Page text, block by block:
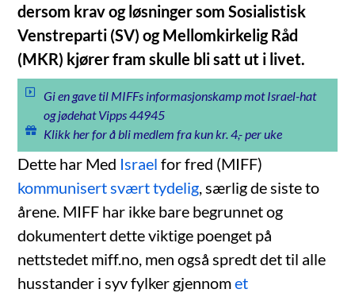
dersom krav og løsninger som Sosialistisk
Venstreparti (SV) og Mellomkirkelig Råd
(MKR) kjører fram skulle bli satt ut i livet.
Gi en gave til MIFFs informasjonskamp mot Israel-hat
og jødehat Vipps 44945
Klikk her for å bli medlem fra kun kr. 4,- per uke
Dette har Med Israel for fred (MIFF)
kommunisert svært tydelig , særlig de siste to
årene. MIFF har ikke bare begrunnet og
dokumentert dette viktige poenget på
nettstedet miff.no, men også spredt det til alle
husstander i syv fylker gjennomet